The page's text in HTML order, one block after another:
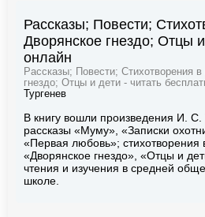
Рассказы; Повести;
Дворянское гнездо; Отцы и
онлайн
Рассказы; Повести; Стихотворения
гнездо; Отцы и дети - читать
Тургенев
В книгу вошли произведения И.
рассказы «Муму», «Записки
«Первая любовь»;
«Дворянское гнездо», «Отцы и
чтения и изучения в средней
школе.